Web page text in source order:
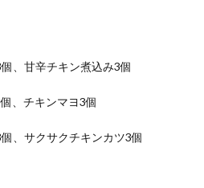
、甘辛チキン煮込み3個
、チキンマヨ3個
、サクサクチキンカツ3個